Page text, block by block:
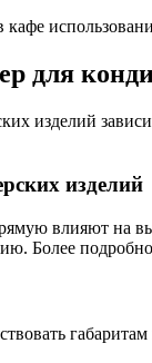
для
изделий
изделий
влияют на
Более